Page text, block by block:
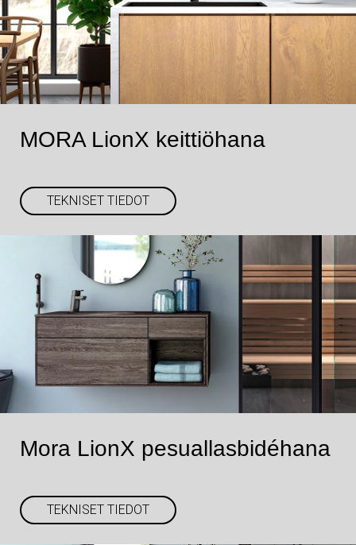
MORA LionX keittiöhana
TEKNISET TIEDOT
Mora LionX pesuallasbidéhana
TEKNISET TIEDOT